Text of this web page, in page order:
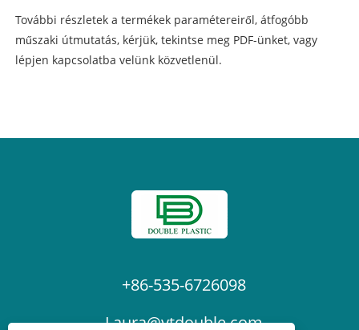
További részletek a termékek paramétereiről, átfogóbb
műszaki útmutatás, kérjük, tekintse meg PDF-ünket, vagy
lépjen kapcsolatba velünk közvetlenül.
+86-535-6726098
Laura@ytdouble.com